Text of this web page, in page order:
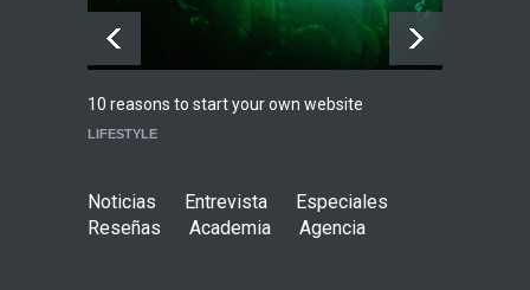
10 reasons to start your own website
LIFESTYLE
Noticias Entrevista
Especiales
Reseñas
Academia Agencia